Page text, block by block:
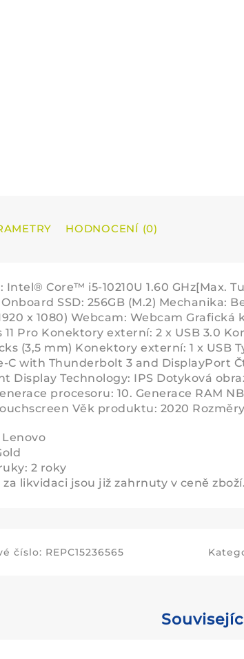
HODNOCENÍ (0)
Intel® Core™ i5-10210U 1.60 GHz[Max.
SSD: 256GB (M.2) Mechanika:
x 1080) Webcam: Webcam
11 Pro Konektory externí: 2 x USB 3.0
(3,5 mm) Konektory externí: 1 x USB
C with Thunderbolt 3 and DisplayPort
Display Technology: IPS Dotyková
procesoru: 10. Generace RAM
Věk produktu: 2020
2 roky
likvidaci jsou již zahrnuty v ceně zboží.
číslo: REPC15236565